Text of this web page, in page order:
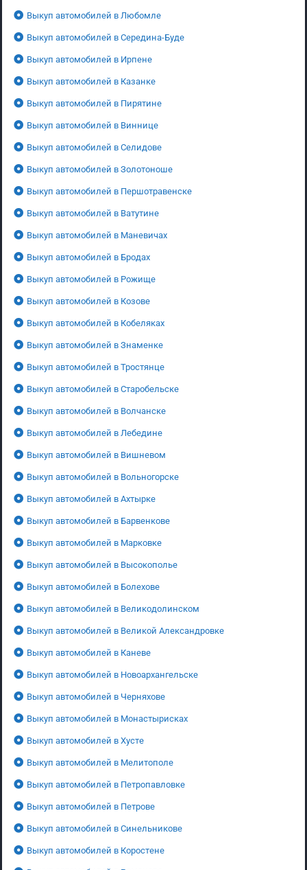
Выкуп автомобилей в Любомле
Выкуп автомобилей в Середина-Буде
Выкуп автомобилей в Ирпене
Выкуп автомобилей в Казанке
Выкуп автомобилей в Пирятине
Выкуп автомобилей в Виннице
Выкуп автомобилей в Селидове
Выкуп автомобилей в Золотоноше
Выкуп автомобилей в Першотравенске
Выкуп автомобилей в Ватутине
Выкуп автомобилей в Маневичах
Выкуп автомобилей в Бродах
Выкуп автомобилей в Рожище
Выкуп автомобилей в Козове
Выкуп автомобилей в Кобеляках
Выкуп автомобилей в Знаменке
Выкуп автомобилей в Тростянце
Выкуп автомобилей в Старобельске
Выкуп автомобилей в Волчанске
Выкуп автомобилей в Лебедине
Выкуп автомобилей в Вишневом
Выкуп автомобилей в Вольногорске
Выкуп автомобилей в Ахтырке
Выкуп автомобилей в Барвенкове
Выкуп автомобилей в Марковке
Выкуп автомобилей в Высокополье
Выкуп автомобилей в Болехове
Выкуп автомобилей в Великодолинском
Выкуп автомобилей в Великой Александровке
Выкуп автомобилей в Каневе
Выкуп автомобилей в Новоархангельске
Выкуп автомобилей в Черняхове
Выкуп автомобилей в Монастырисках
Выкуп автомобилей в Хусте
Выкуп автомобилей в Мелитополе
Выкуп автомобилей в Петропавловке
Выкуп автомобилей в Петрове
Выкуп автомобилей в Синельникове
Выкуп автомобилей в Коростене